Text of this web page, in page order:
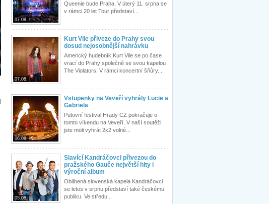
07.08.
Queenie bude Praha. V úterý 11. srpna se
v rámci 20 let Tour představí...
07.08.
Kurt Vile přiveze do Prahy svou
dosud nejosobnější nahrávku
Americký hudebník Kurt Vile se po čase
vrací do Prahy společně se svou kapelou
The Violators. V rámci koncertní šňůry...
06.08.
Vstupenky na Veveří vyhrály Lucie a
Gabriela
Putovní festival Hrady CZ pokračuje o
tomto víkendu na Veveří. V naší soutěži
jste moli vyhrát 2x2 volné...
05.08.
Slavící Kandráčovci přivezou do
pražského Gauče největší hity i
výroční album
Oblíbená slovenská kapela Kandráčovci
se letos v srpnu představí také českému
publiku. Ve středu...